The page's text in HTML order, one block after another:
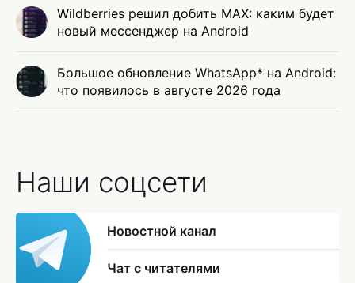
Wildberries решил добить MAX: каким будет
новый мессенджер на Android
Большое обновление WhatsApp* на Android:
что появилось в августе 2026 года
Наши соцсети
Новостной канал
Чат с читателями